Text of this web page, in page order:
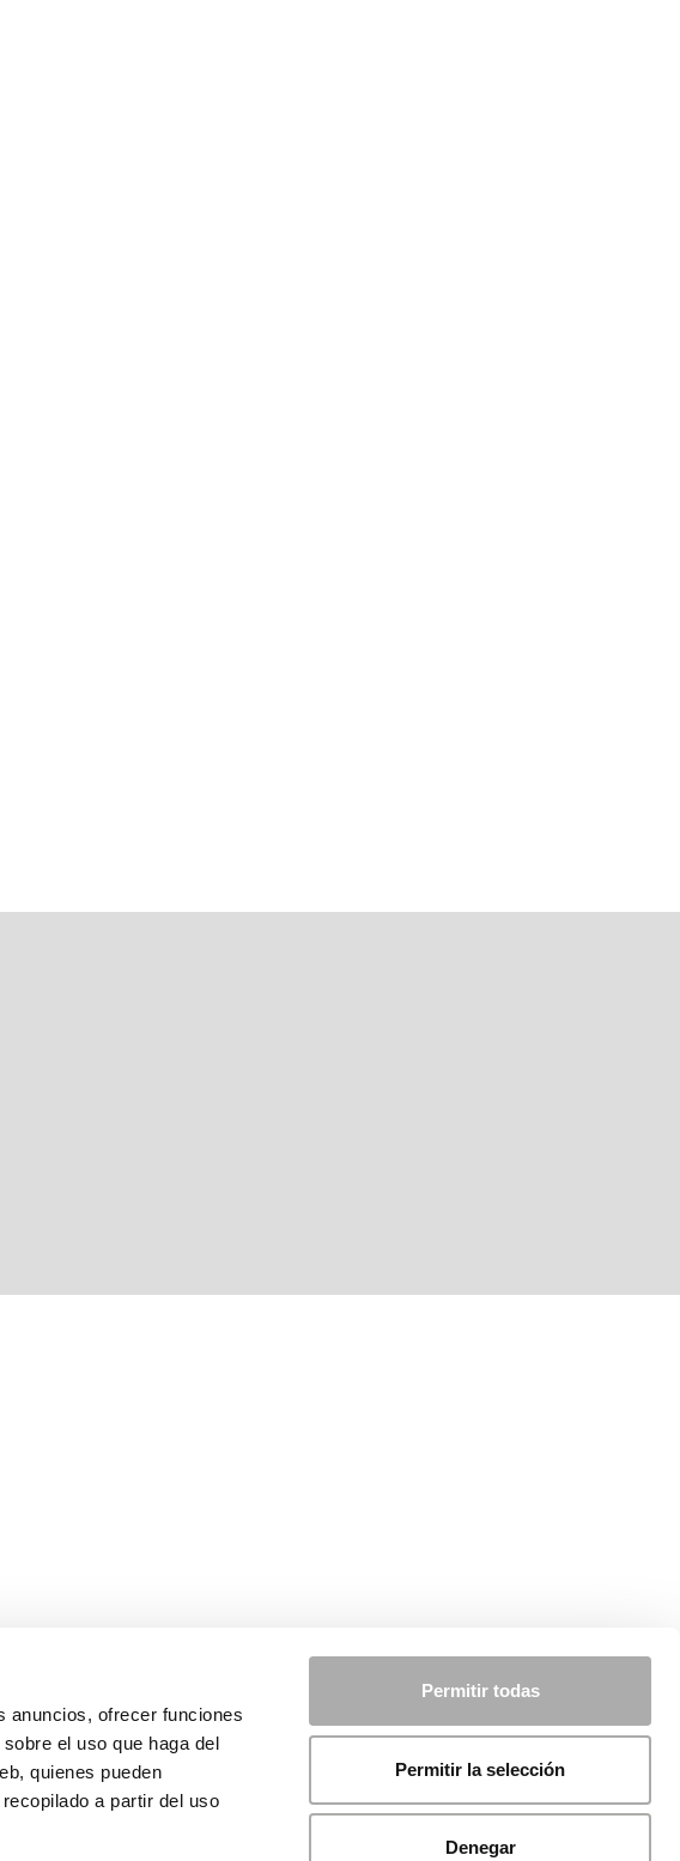
anuncios, ofrecer funciones
el uso que haga del
quienes pueden
a partir del uso
Permitir todas
Permitir la selección
Denegar